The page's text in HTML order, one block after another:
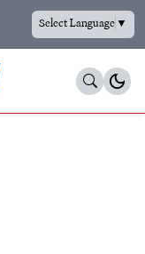
Select Language▼